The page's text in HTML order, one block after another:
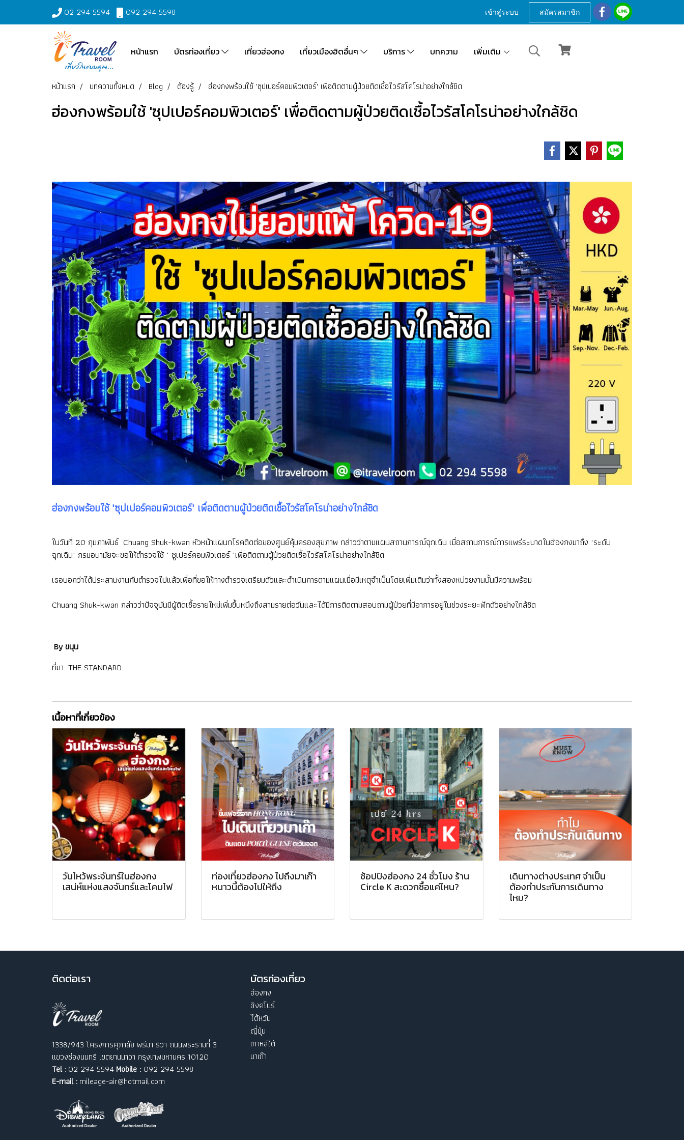
02 294 5594 092 294 5598 เข้าสู่ระบบ สมัครสมาชิก
หน้าแรก บัตรท่องเที่ยว เที่ยวฮ่องกง เที่ยวเมืองฮิตอื่นๆ บริการ บทความ เพิ่มเติม
หน้าแรก บทความทั้งหมด Blog ต้องรู้ ฮ่องกงพร้อมใช้ 'ซุปเปอร์คอมพิวเตอร์' เพื่อติดตามผู้ป่วยติดเชื้อไวรัสโคโรน่าอย่างใกล้ชิด
ฮ่องกงพร้อมใช้ 'ซุปเปอร์คอมพิวเตอร์' เพื่อติดตามผู้ป่วยติดเชื้อไวรัสโคโรน่าอย่างใกล้ชิด
ฮ่องกงพร้อมใช้ 'ซุปเปอร์คอมพิวเตอร์' เพื่อติดตามผู้ป่วยติดเชื้อไวรัสโคโรน่าอย่างใกล้ชิด
ในวันที่ 20 กุมภาพันธ์ Chuang Shuk-kwan หัวหน้าแผนกโรคติดต่อของศูนย์คุ้มครองสุขภาพ กล่าวว่าตามแผนสถานการณ์ฉุกเฉิน เมื่อสถานการณ์การแพร่ระบาดในฮ่องกงมาถึง "ระดับ
ฉุกเฉิน" กรมอนามัยจะขอให้ตำรวจใช้ " ซูเปอร์คอมพิวเตอร์ "เพื่อติดตามผู้ป่วยติดเชื้อไวรัสโคโรน่าอย่างใกล้ชิด
เธอบอกว่าได้ประสานงานกับตำรวจไปแล้วเพื่อที่ขอให้ทางตำรวจเตรียมตัวและดำเนินการตามแผนเมื่อมีเหตุจำเป็นโดยเพิ่มเติมว่าทั้งสองหน่วยงานนั้นมีความพร้อม
Chuang Shuk-kwan กล่าวว่าปัจจุบันมีผู้ติดเชื้อรายใหม่เพิ่มขึ้นหนึงถึงสามรายต่อวันและได้มีการติดตามสอบถามผู้ป่วยที่มีอาการอยู่ในช่วงระยะฟักตัวอย่างใกล้ชิด
By ขนุน
ที่มา THE STANDARD
เนื้อหาที่เกี่ยวข้อง
วันไหว้พระจันทร์ในฮ่องกง
เสน่ห์แห่งแสงจันทร์และโคมไฟ
ท่องเที่ยวฮ่องกง ไปถึงมาเก๊า
หนาวนี้ต้องไปให้ถึง
ช้อปปิงฮ่องกง 24 ชั่วโมง ร้าน
Circle K สะดวกซื้อแค่ไหน?
เดินทางต่างประเทศ จำเป็น
ต้องทำประกันการเดินทาง
ไหม?
ติดต่อเรา
1338/943 โครงการศุภาลัย พรีมา ริวา ถนนพระรามที่ 3
แขวงช่องนนทรี เขตยานนาวา กรุงเทพมหานคร 10120
Tel: 02 294 5594 Mobile : 092 294 5598
E-mail : mileage-air@hotmail.com
บัตรท่องเที่ยว
ฮ่องกง
สิงคโปร์
ไต้หวัน
ญี่ปุ่น
เกาหลีใต้
มาเก๊า